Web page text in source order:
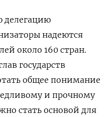
делегацию
надеются
около 160 стран.
государств
общее понимание
и прочному
стать основой для